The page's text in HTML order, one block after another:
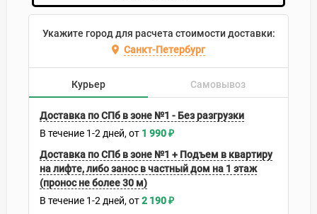
Укажите город для расчета стоимости доставки:
Санкт-Петербург
Курьер Самовывоз
Доставка по СПб в зоне №1 - Без разгрузки
В течение 1-2 дней 1 990₽
Доставка по СПб в зоне №1 + Подъем в квартиру
на лифте, либо занос в частный дом на 1 этаж
(пронос не более 30 м)
В течение 1-2 дней 2 190₽